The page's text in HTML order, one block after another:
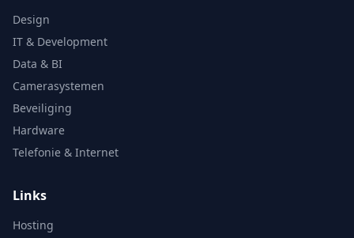
Design
IT & Development
Data & BI
Camerasystemen
Beveiliging
Hardware
Telefonie & Internet
Links
Hosting